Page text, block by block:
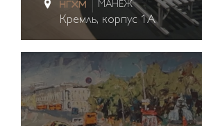
МАНЕЖ
Кремль, корпус 1А